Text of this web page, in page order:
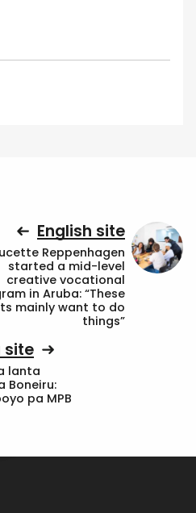
English site
Reppenhagen
started a mid-level
creative vocational
in Aruba: “These
mainly want to do
things”
site
lanta
Boneiru:
pa MPB